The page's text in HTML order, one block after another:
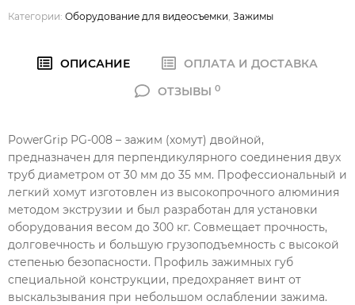
Категории: Оборудование для видеосъемки Зажимы
ОПИСАНИЕ
ОПЛАТА И ДОСТАВКА
ОТЗЫВЫ 0
PowerGrip PG-008 – зажим (хомут) двойной,
предназначен для перпендикулярного соединения двух
труб диаметром от 30 мм до 35 мм. Профессиональный и
легкий хомут изготовлен из высокопрочного алюминия
методом экструзии и был разработан для установки
оборудования весом до 300 кг. Совмещает прочность,
долговечность и большую грузоподъемность с высокой
степенью безопасности. Профиль зажимных губ
специальной конструкции, предохраняет винт от
выскальзывания при небольшом ослаблении зажима.